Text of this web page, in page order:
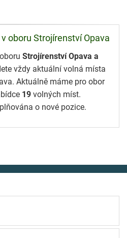
oboru Strojírenství Opava
Strojírenství Opava a
vždy aktuální volná místa
Aktuálně máme pro obor
19 volných míst.
o nové pozice.